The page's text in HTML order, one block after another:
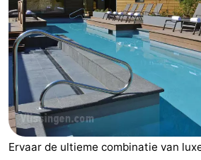
-
Duinweg
-
Résidence
Wijngaerde
Campings
Hotels
Ervaar de ultieme combinatie van